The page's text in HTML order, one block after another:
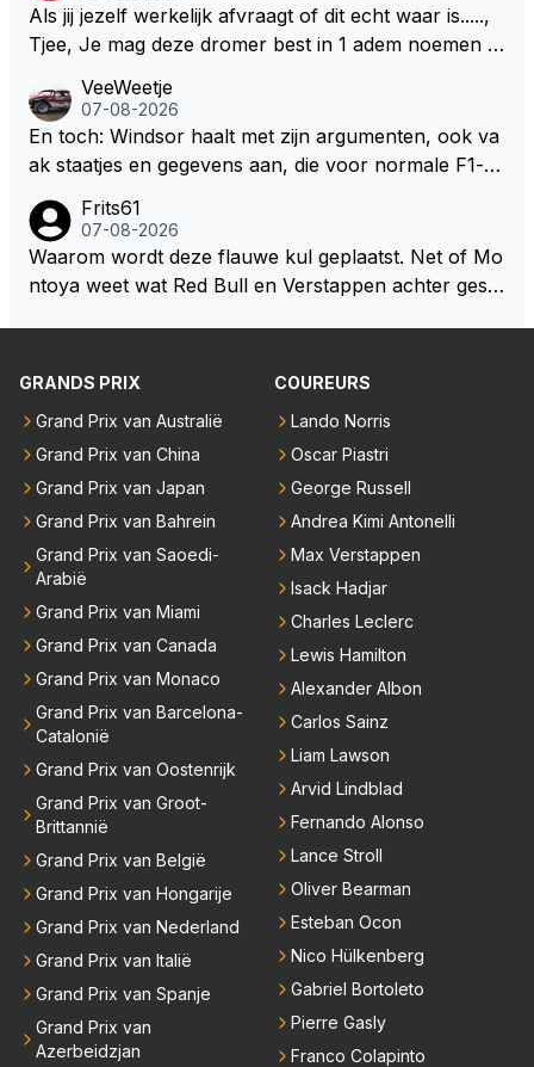
Als jij jezelf werkelijk afvraagt of dit echt waar is.....,
Tjee, Je mag deze dromer best in 1 adem noemen m
aar voordragen uit eigen geest. Kan mij voorstellen d
at je het leuk vindt sprookjes te luisteren maar heb jij
jezelf dan ook wel eens afgevraagd of de dappere b
ze wolff gesneden heeft?
VeeWeetje
07-08-2026
En toch: Windsor haalt met zijn argumenten, ook va
ak staatjes en gegevens aan, die voor normale F1-fa
okies made of your own dough" 🤣
Frits61
07-08-2026
Waarom wordt deze flauwe kul geplaatst. Net of Mo
ntoya weet wat Red Bull en Verstappen achter geslo
GRANDS PRIX
Grand Prix van Australië
Grand Prix van China
Grand Prix van Japan
Grand Prix van Bahrein
Grand Prix van Saoedi-
Arabië
Grand Prix van Miami
Grand Prix van Canada
Grand Prix van Monaco
Grand Prix van Barcelona-
Catalonië
Grand Prix van Oostenrijk
Grand Prix van Groot-
Brittannië
Grand Prix van België
Grand Prix van Hongarije
Grand Prix van Nederland
Grand Prix van Italië
Grand Prix van Spanje
Grand Prix van
Azerbeidzjan
COUREURS
Lando Norris
Oscar Piastri
George Russell
Andrea Kimi Antonelli
Max Verstappen
Isack Hadjar
Charles Leclerc
Lewis Hamilton
Alexander Albon
Carlos Sainz
Liam Lawson
Arvid Lindblad
Fernando Alonso
Lance Stroll
Oliver Bearman
Esteban Ocon
Nico Hülkenberg
Gabriel Bortoleto
Pierre Gasly
Franco Colapinto